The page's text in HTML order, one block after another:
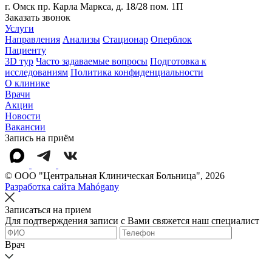
г. Омск пр. Карла Маркса, д. 18/28 пом. 1П
Заказать звонок
Услуги
Направления Анализы Стационар Оперблок
Пациенту
3D тур Часто задаваемые вопросы Подготовка к
исследованиям Политика конфиденциальности
О клинике
Врачи
Акции
Новости
Вакансии
Запись на приём
© OOO "Центральная Клиническая Больница", 2026
Разработка сайта Mahógany
Записаться на прием
Для подтверждения записи с Вами свяжется наш специалист
Врач